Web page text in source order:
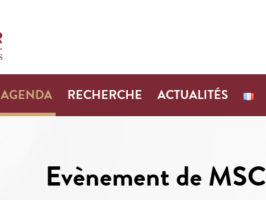
AGENDA RECHERCHE ACTUALITÉS
Evènement de MSC